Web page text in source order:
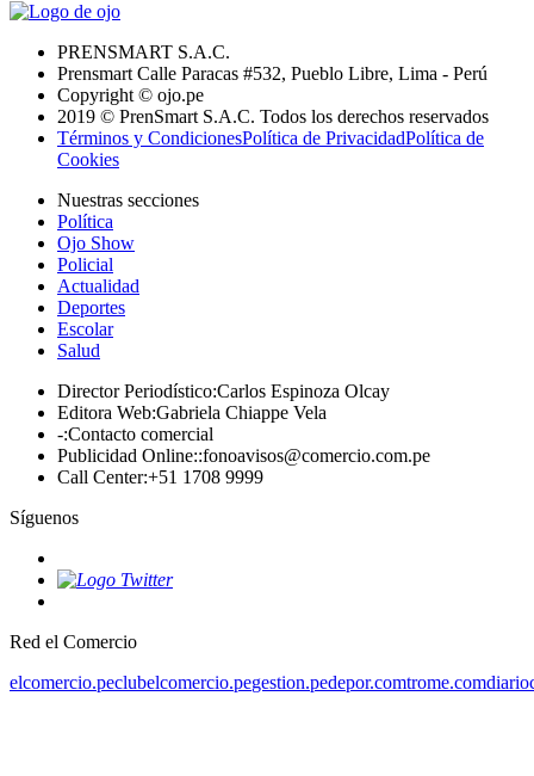
PRENSMART S.A.C.
Prensmart Calle Paracas #532, Pueblo Libre, Lima - Perú
Copyright © ojo.pe
2019 © PrenSmart S.A.C. Todos los derechos reservados
Términos y CondicionesPolítica de PrivacidadPolítica de
Cookies
Nuestras secciones
Política
Ojo Show
Policial
Actualidad
Deportes
Escolar
Salud
Director Periodístico:Carlos Espinoza Olcay
Editora Web:Gabriela Chiappe Vela
-:Contacto comercial
Publicidad Online::fonoavisos@comercio.com.pe
Call Center:+51 1708 9999
Síguenos
Red el Comercio
elcomercio.peclubelcomercio.pegestion.pedepor.comtrome.com